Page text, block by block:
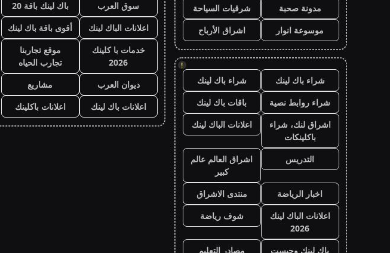
مدونة صحبة
شرقيات السياحة
موسوعة انوار
اشراق الأرباح
!
شراء باك لينك
شراء باك لينك
شراء روابط نصية
باقات باك لينك
اشراق لنك، شراء
باكلينكات
اعلانات الباك لينك
التدريس
اشراق العالم عالم
كبير
اخبار الرياضة
منتدى الاشراق
اعلانات الباك لينك
2026
شوف رياضة
باك لينك وجيست
مصادر التعليم
سوق العرب
باك لينك باقة 20
اعلانات الباك لينك
أقوى باقة باك لينك
خدمات با كلينك
2026
موقع تجاربنا
تجارب الحياه
ديوان العرب
مشاريع
اعلانات باك لينك
اعلانات باكلينك